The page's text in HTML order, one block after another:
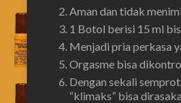
Aman dan tidak
1 Botol berisi 15 ml
Menjadi pria perkasa
Orgasme bisa
Dengan sekali
“klimaks” bisa